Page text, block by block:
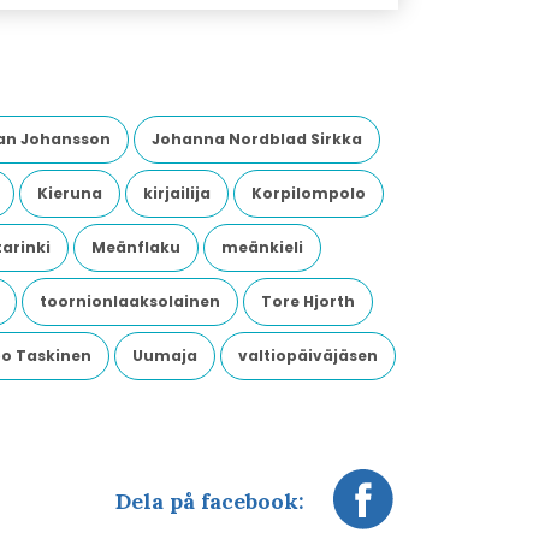
Johansson Johanna Nordblad Sirkka
Kieruna kirjailija Korpilompolo
Meänflaku meänkieli
toornionlaaksolainen Tore Hjorth
Taskinen Uumaja valtiopäiväjäsen
Dela på facebook: